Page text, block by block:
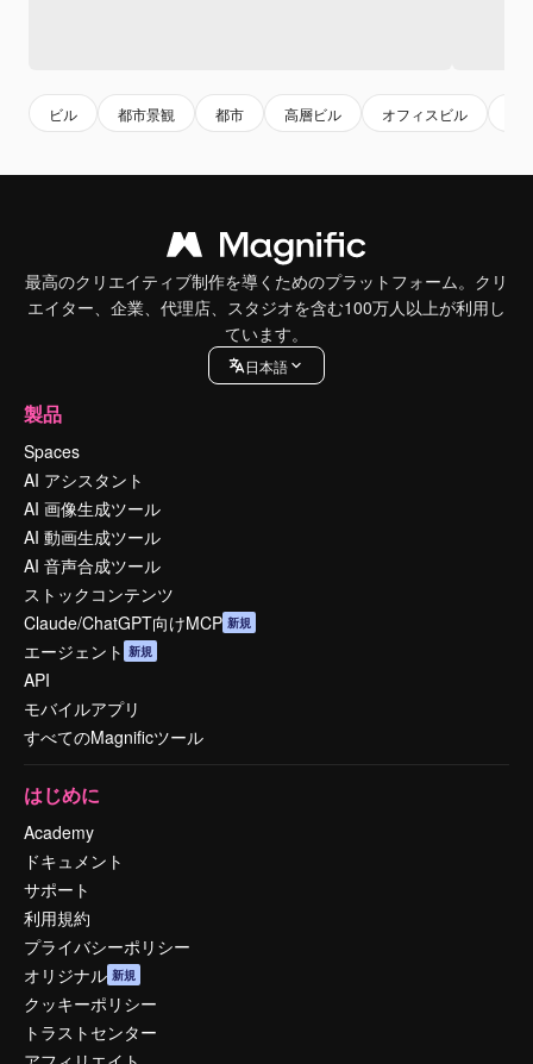
ビル 都市景観 都市 高層ビル オフィスビル
最高のクリエイティブ制作を導くためのプラットフォーム。クリ
エイター、企業、代理店、スタジオを含む100万人以上が利用し
ています。
日本語
製品
Spaces
AI アシスタント
AI 画像生成ツール
AI 動画生成ツール
AI 音声合成ツール
ストックコンテンツ
Claude/ChatGPT向けMCP 新規
エージェント 新規
API
モバイルアプリ
すべてのMagnificツール
はじめに
Academy
ドキュメント
サポート
利用規約
プライバシーポリシー
オリジナル 新規
クッキーポリシー
トラストセンター